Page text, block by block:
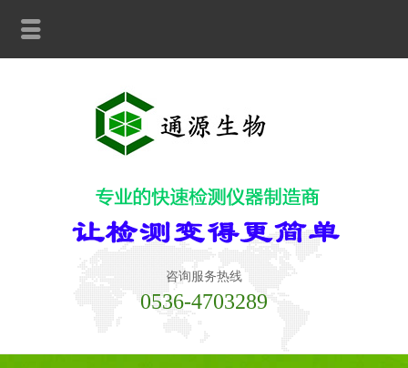
咨询服务热线
0536-4703289